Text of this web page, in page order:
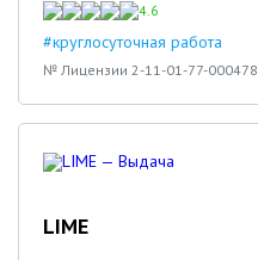
4.6
#круглосуточная работа
№ Лицензии 2-11-01-77-000478
LIME